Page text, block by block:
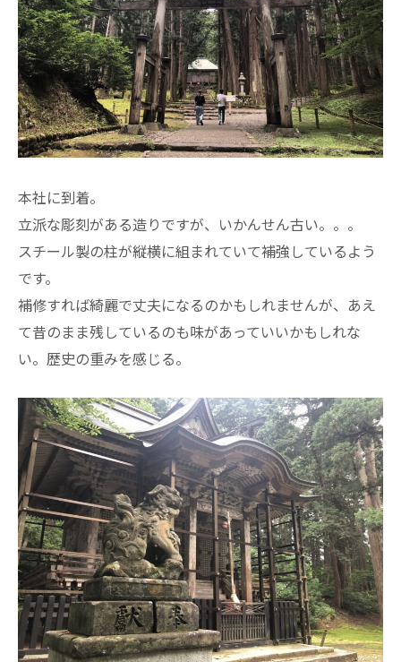
本社に到着。
立派な彫刻がある造りですが、いかんせん古い。。。
スチール製の柱が縦横に組まれていて補強しているよう
です。
補修すれば綺麗で丈夫になるのかもしれませんが、あえ
て昔のまま残しているのも味があっていいかもしれな
い。歴史の重みを感じる。